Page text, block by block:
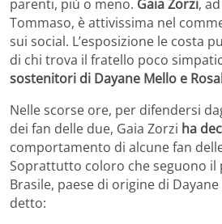
parenti, più o meno. Gaia Zorzi,
Tommaso, è attivissima nel
sui social. L’esposizione le costa
di chi trova il fratello poco
sostenitori di Dayane Mello e
Nelle scorse ore, per difendersi
dei fan delle due, Gaia Zorzi ha
comportamento di alcune fan
Soprattutto coloro che seguono il
Brasile, paese di origine di Dayane
detto: